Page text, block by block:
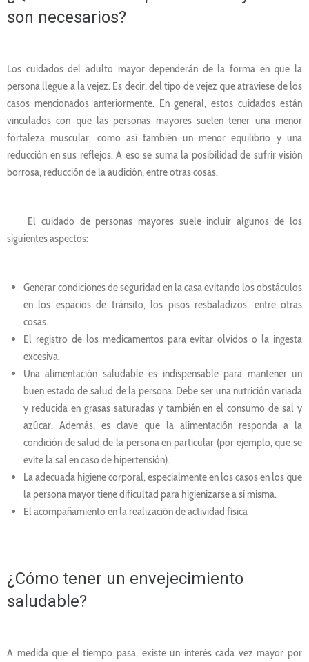
son necesarios?
Los cuidados del adulto mayor dependerán de la forma en que la
persona llegue a la vejez. Es decir, del tipo de vejez que atraviese de los
casos mencionados anteriormente. En general, estos cuidados están
vinculados con que las personas mayores suelen tener una menor
fortaleza muscular, como así también un menor equilibrio y una
reducción en sus reflejos. A eso se suma la posibilidad de sufrir visión
borrosa, reducción de la audición, entre otras cosas.
El cuidado de personas mayores suele incluir algunos de los
siguientes aspectos:
Generar condiciones de seguridad en la casa evitando los obstáculos
en los espacios de tránsito, los pisos resbaladizos, entre otras
cosas.
El registro de los medicamentos para evitar olvidos o la ingesta
excesiva.
Una alimentación saludable es indispensable para mantener un
buen estado de salud de la persona. Debe ser una nutrición variada
y reducida en grasas saturadas y también en el consumo de sal y
azúcar. Además, es clave que la alimentación responda a la
condición de salud de la persona en particular (por ejemplo, que se
evite la sal en caso de hipertensión).
La adecuada higiene corporal, especialmente en los casos en los que
la persona mayor tiene dificultad para higienizarse a sí misma.
El acompañamiento en la realización de actividad física
¿Cómo tener un envejecimiento
saludable?
A medida que el tiempo pasa, existe un interés cada vez mayor por